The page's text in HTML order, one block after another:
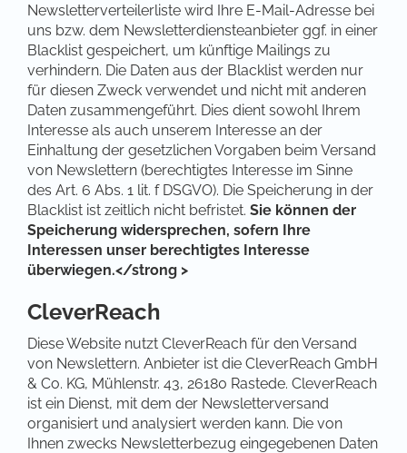
Newsletterverteilerliste wird Ihre E-Mail-Adresse bei
uns bzw. dem Newsletterdiensteanbieter ggf. in einer
Blacklist gespeichert, um künftige Mailings zu
verhindern. Die Daten aus der Blacklist werden nur
für diesen Zweck verwendet und nicht mit anderen
Daten zusammengeführt. Dies dient sowohl Ihrem
Interesse als auch unserem Interesse an der
Einhaltung der gesetzlichen Vorgaben beim Versand
von Newslettern (berechtigtes Interesse im Sinne
des Art. 6 Abs. 1 lit. f DSGVO). Die Speicherung in der
Blacklist ist zeitlich nicht befristet. Sie können der
Speicherung widersprechen, sofern Ihre
Interessen unser berechtigtes Interesse
überwiegen.</strong >
CleverReach
Diese Website nutzt CleverReach für den Versand
von Newslettern. Anbieter ist die CleverReach GmbH
& Co. KG, Mühlenstr. 43, 26180 Rastede. CleverReach
ist ein Dienst, mit dem der Newsletterversand
organisiert und analysiert werden kann. Die von
Ihnen zwecks Newsletterbezug eingegebenen Daten